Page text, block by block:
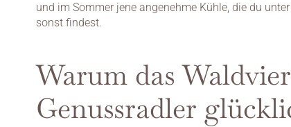
und im Sommer jene angenehme Kühle, die du
sonst findest.
Warum das
Genussradler